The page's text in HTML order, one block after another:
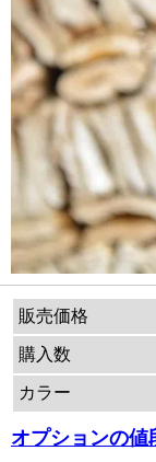
販売価格
購入数
カラー
オプションの値